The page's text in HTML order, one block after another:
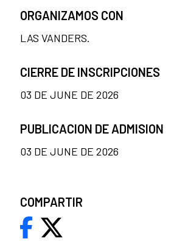
ORGANIZAMOS CON
LAS VANDERS.
CIERRE DE INSCRIPCIONES
03 DE JUNE DE 2026
PUBLICACION DE ADMISION
03 DE JUNE DE 2026
COMPARTIR